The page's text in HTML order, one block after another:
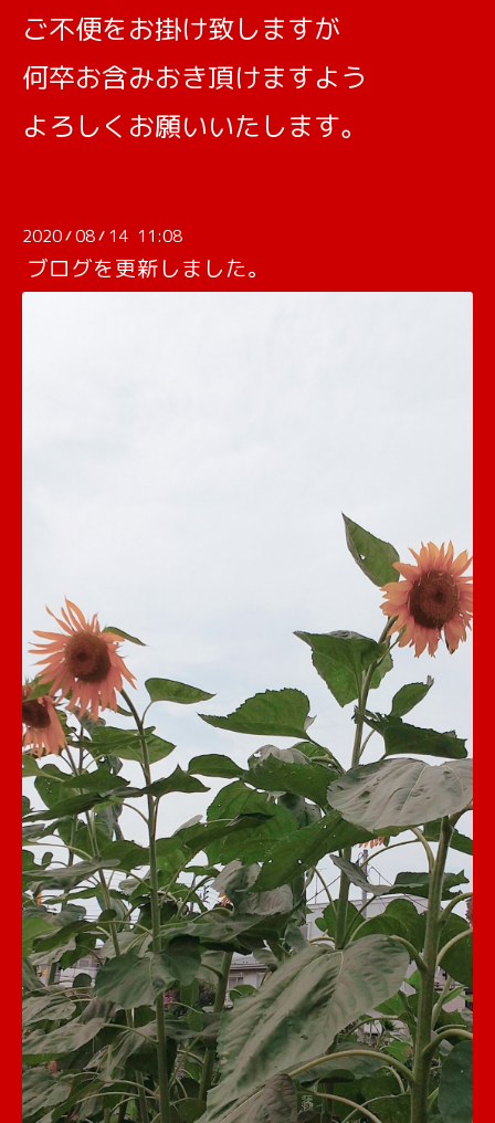
ご不便をお掛け致しますが
何卒お含みおき頂けますよう
よろしくお願いいたします。
2020/08/ 14 11:08
ブログを更新しました。